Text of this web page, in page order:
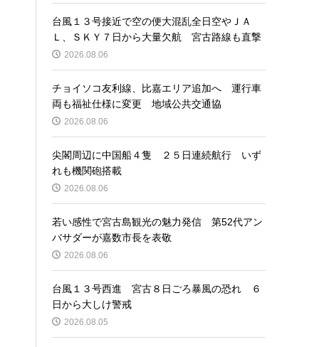
台風１３号接近で空の便大混乱全日空やＪＡ
Ｌ、ＳＫＹ７日から大量欠航 宮古路線も直撃
2026.08.06
チョイソコ友利線、比嘉エリア追加へ 運行車
両も福祉仕様に変更 地域公共交通協
2026.08.06
尖閣周辺に中国船４隻 ２５日連続航行 いず
れも機関砲搭載
2026.08.06
若い感性で宮古島観光の魅力発信 第52代アン
バサダーが嘉数市長を表敬
2026.08.06
台風１３号西進 宮古８日ごろ暴風の恐れ ６
日から大しけ警戒
2026.08.05